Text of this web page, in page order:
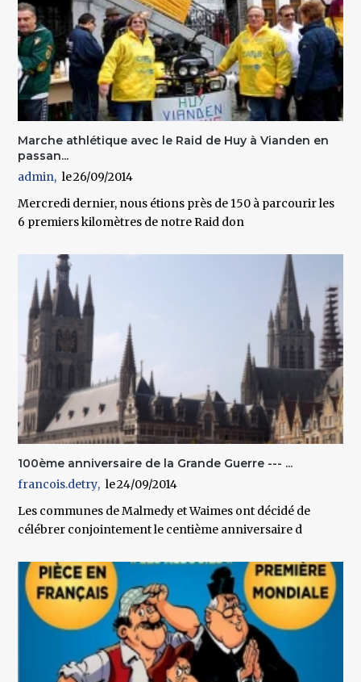
Marche athlétique avec le Raid de Huy à Vianden en
passan...
admin
26/09/2014
Mercredi dernier, nous étions près de 150 à parcourir les
6 premiers kilomètres de notre Raid don
100ème anniversaire de la Grande Guerre --- ...
francois.detry
24/09/2014
Les communes de Malmedy et Waimes ont décidé de
célébrer conjointement le centième anniversaire d